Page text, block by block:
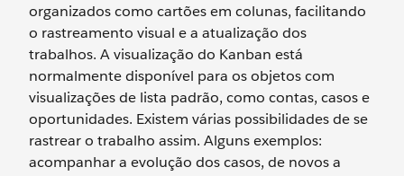
organizados como cartões em colunas, facilitando
o rastreamento visual e a atualização dos
trabalhos. A visualização do Kanban está
normalmente disponível para os objetos com
visualizações de lista padrão, como contas, casos e
oportunidades. Existem várias possibilidades de se
rastrear o trabalho assim. Alguns exemplos:
acompanhar a evolução dos casos, de novos a